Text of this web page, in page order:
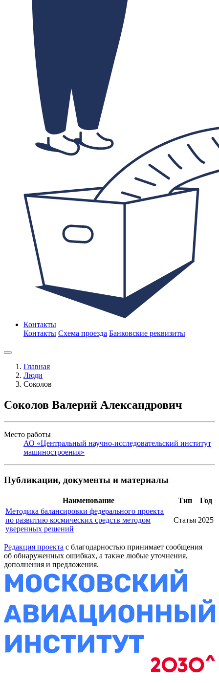
Контакты
Контакты Схема проезда Банковские реквизиты
Главная
Люди
Соколов
Соколов Валерий Александрович
Место работы
АО «Центральный научно-исследовательский институт
машиностроения»
Публикации, документы и материалы
Наименование Тип
Год
Методика балансировки федерального проекта
по развитию космических средств методом
уверенных решений
Статья 2025
Редакция проекта с благодарностью принимает сообщения
об обнаруженных ошибках, а также любые уточнения,
дополнения и предложения.